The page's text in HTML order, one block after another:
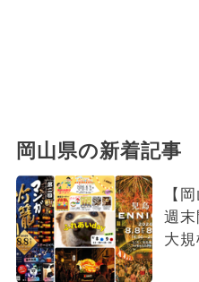
岡山県の新着記事
【
週
大